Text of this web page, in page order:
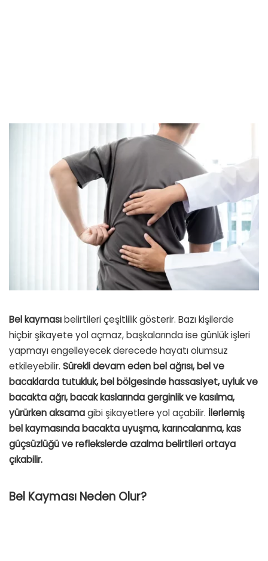
Bel kaymasıbelirtileri çeşitlilik gösterir. Bazı kişilerde
hiçbir şikayete yol açmaz, başkalarında ise günlük işleri
yapmayı engelleyecek derecede hayatı olumsuz
etkileyebilir. Sürekli devam eden bel ağrısı, bel ve
bacaklarda tutukluk, bel bölgesinde hassasiyet, uyluk ve
bacakta ağrı, bacak kaslarında gerginlik ve kasılma,
yürürken aksamagibi şikayetlere yol açabilir. İlerlemiş
bel kaymasında bacakta uyuşma, karıncalanma, kas
güçsüzlüğü ve reflekslerde azalma belirtileri ortaya
çıkabilir.
Bel Kayması Neden Olur?